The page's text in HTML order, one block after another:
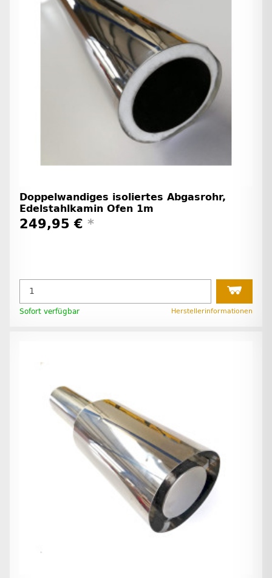
Doppelwandiges isoliertes Abgasrohr,
Edelstahlkamin Ofen 1m
249,95 € *
Sofort verfügbar Herstellerinformationen